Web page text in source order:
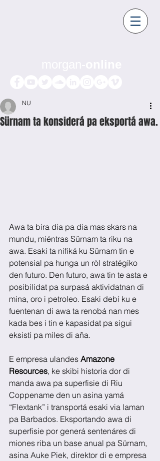
Sürnam ta konsiderá pa eksportá awa.
NU
Awa ta bira dia pa dia mas skars na
mundu, miéntras Sürnam ta riku na
awa. Esaki ta nifiká ku Sürnam tin e
potensial pa hunga un ròl stratégiko
den futuro. Den futuro, awa tin te asta e
posibilidat pa surpasá aktividatnan di
mina, oro i petroleo. Esaki debí ku e
fuentenan di awa ta renobá nan mes
kada bes i tin e kapasidat pa sigui
eksistí pa míles di aña.
E empresa ulandes Amazone
Resources, ke skibi historia dor di
manda awa pa superfisie di Riu
Coppename den un asina yamá
“Flextank” i transportá esaki via laman
pa Barbados. Eksportando awa di
superfisie por generá sentenáres di
miones riba un base anual pa Sürnam,
asina Auke Piek, direktor di e empresa